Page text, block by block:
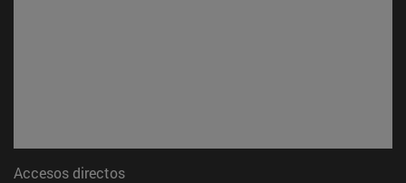
Accesos directos